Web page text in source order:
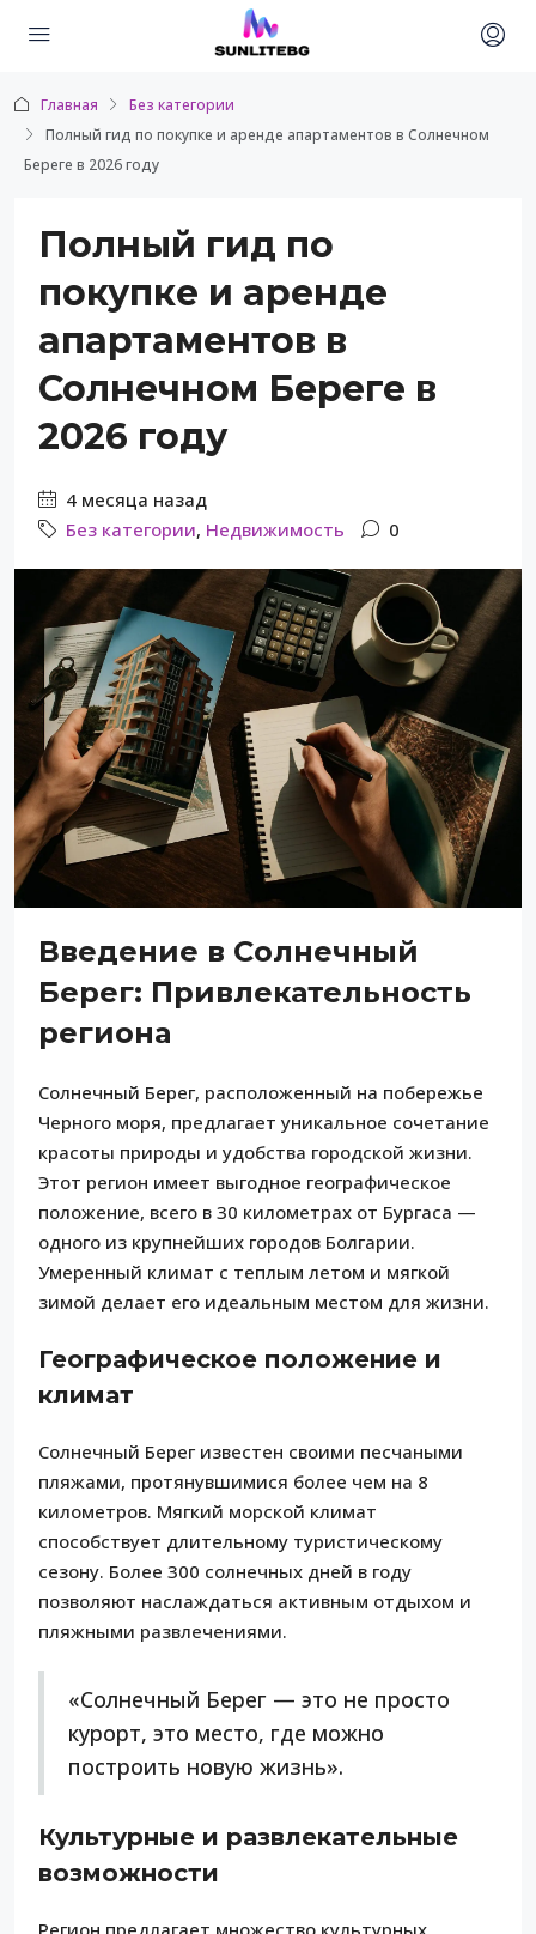
Главная
Без категории
Полный гид по покупке и аренде апартаментов в Солнечном
Береге в 2026 году
Полный гид по
покупке и аренде
апартаментов в
Солнечном Береге в
2026 году
4 месяца назад
Без категории, Недвижимость 0
Введение в Солнечный
Берег: Привлекательность
региона
Солнечный Берег, расположенный на побережье
Черного моря, предлагает уникальное сочетание
красоты природы и удобства городской жизни.
Этот регион имеет выгодное географическое
положение, всего в 30 километрах от Бургаса —
одного из крупнейших городов Болгарии.
Умеренный климат с теплым летом и мягкой
зимой делает его идеальным местом для жизни.
Географическое положение и
климат
Солнечный Берег известен своими песчаными
пляжами, протянувшимися более чем на 8
километров. Мягкий морской климат
способствует длительному туристическому
сезону. Более 300 солнечных дней в году
позволяют наслаждаться активным отдыхом и
пляжными развлечениями.
«Солнечный Берег — это не просто
курорт, это место, где можно
построить новую жизнь».
Культурные и развлекательные
возможности
Регион предлагает множество культурных